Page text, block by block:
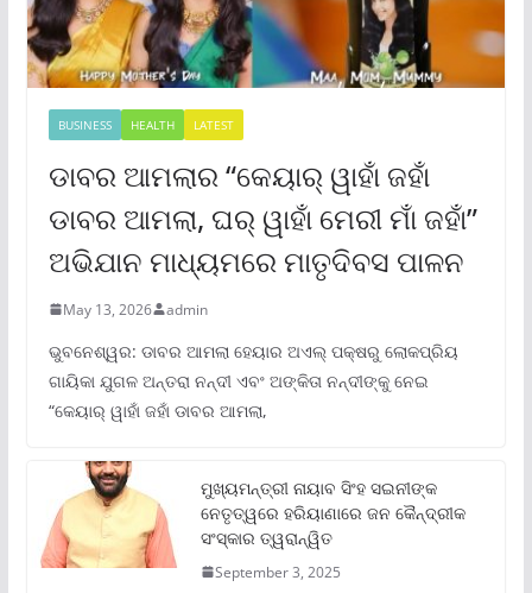
BUSINESS HEALTH LATEST
ଡାବର ଆମଲାର “କେୟାର୍ ୱାହାଁ ଜହାଁ
ଡାବର ଆମଲା, ଘର୍ ୱାହାଁ ମେରୀ ମାଁ ଜହାଁ”
ଅଭିଯାନ ମାଧ୍ୟମରେ ମାତୃଦିବସ ପାଳନ
May 13, 2026 admin
ଭୁବନେଶ୍ୱର: ଡାବର ଆମଲା ହେୟାର ଅଏଲ୍ ପକ୍ଷରୁ ଲୋକପ୍ରିୟ
ଗାୟିକା ଯୁଗଳ ଅନ୍ତରା ନନ୍ଦୀ ଏବଂ ଅଙ୍କିତା ନନ୍ଦୀଙ୍କୁ ନେଇ
“କେୟାର୍ ୱାହାଁ ଜହାଁ ଡାବର ଆମଲା,
ମୁଖ୍ୟମନ୍ତ୍ରୀ ନାୟାବ ସିଂହ ସଇନୀଙ୍କ
ନେତୃତ୍ୱରେ ହରିୟାଣାରେ ଜନ କୈନ୍ଦ୍ରୀକ
ସଂସ୍କାର ତ୍ୱରାନ୍ୱିତ
September 3, 2025